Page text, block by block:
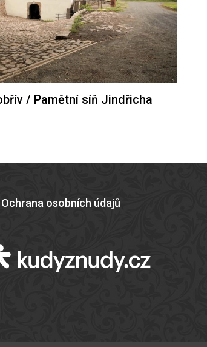
/ Pamětní síň Jindřicha
Ochrana osobních údajů